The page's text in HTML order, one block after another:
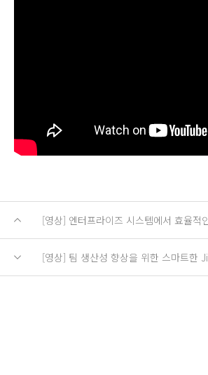
[영상] 엔터프라이즈 시스템에서 효율적
[영상] 팀 생산성 향상을 위한 스마트한